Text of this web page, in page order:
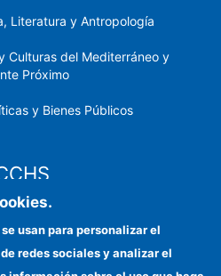
Literatura y Antropología
Culturas del Mediterráneo y
Próximo
y Bienes Públicos
institucional
usan para personalizar el
redes sociales y analizar el